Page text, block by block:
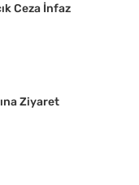
Ceza İnfaz
Ziyaret